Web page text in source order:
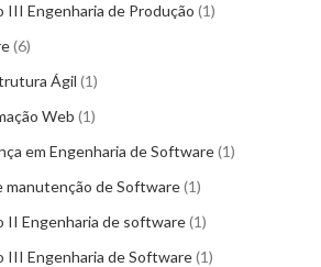
III Engenharia de Produção 1
6
Ágil 1
Web 1
em Engenharia de Software 1
manutenção de Software 1
II Engenharia de software 1
III Engenharia de Software 1